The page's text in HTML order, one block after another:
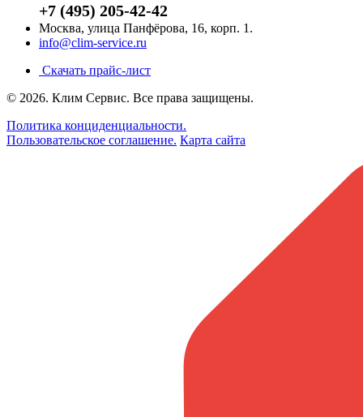
+7 (495) 205-42-42
Москва, улица Панфёрова, 16, корп. 1.
info@clim-service.ru
Скачать прайс-лист
© 2026. Клим Сервис. Все права защищены.
Политика конциденциальности.
Пользовательское соглашение. Карта сайта